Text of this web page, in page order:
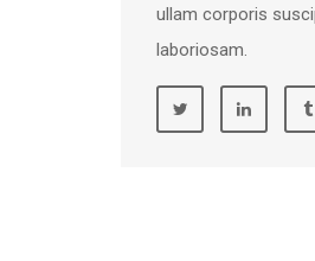
ullam corporis
laboriosam.